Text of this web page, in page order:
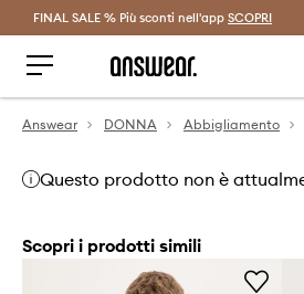
Risparmia con Answear
FINAL SALE % Più sconti nell'app SCOPRI
Answear DONNA Abbigliamento
Questo prodotto non è
Scopri i prodotti simili